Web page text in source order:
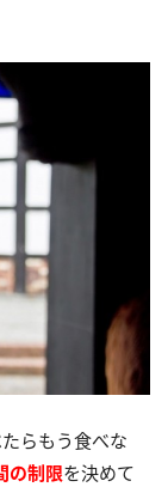
らもう食べな
の制限を決めて